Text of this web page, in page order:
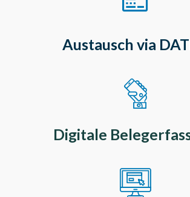
Austausch via
Digitale